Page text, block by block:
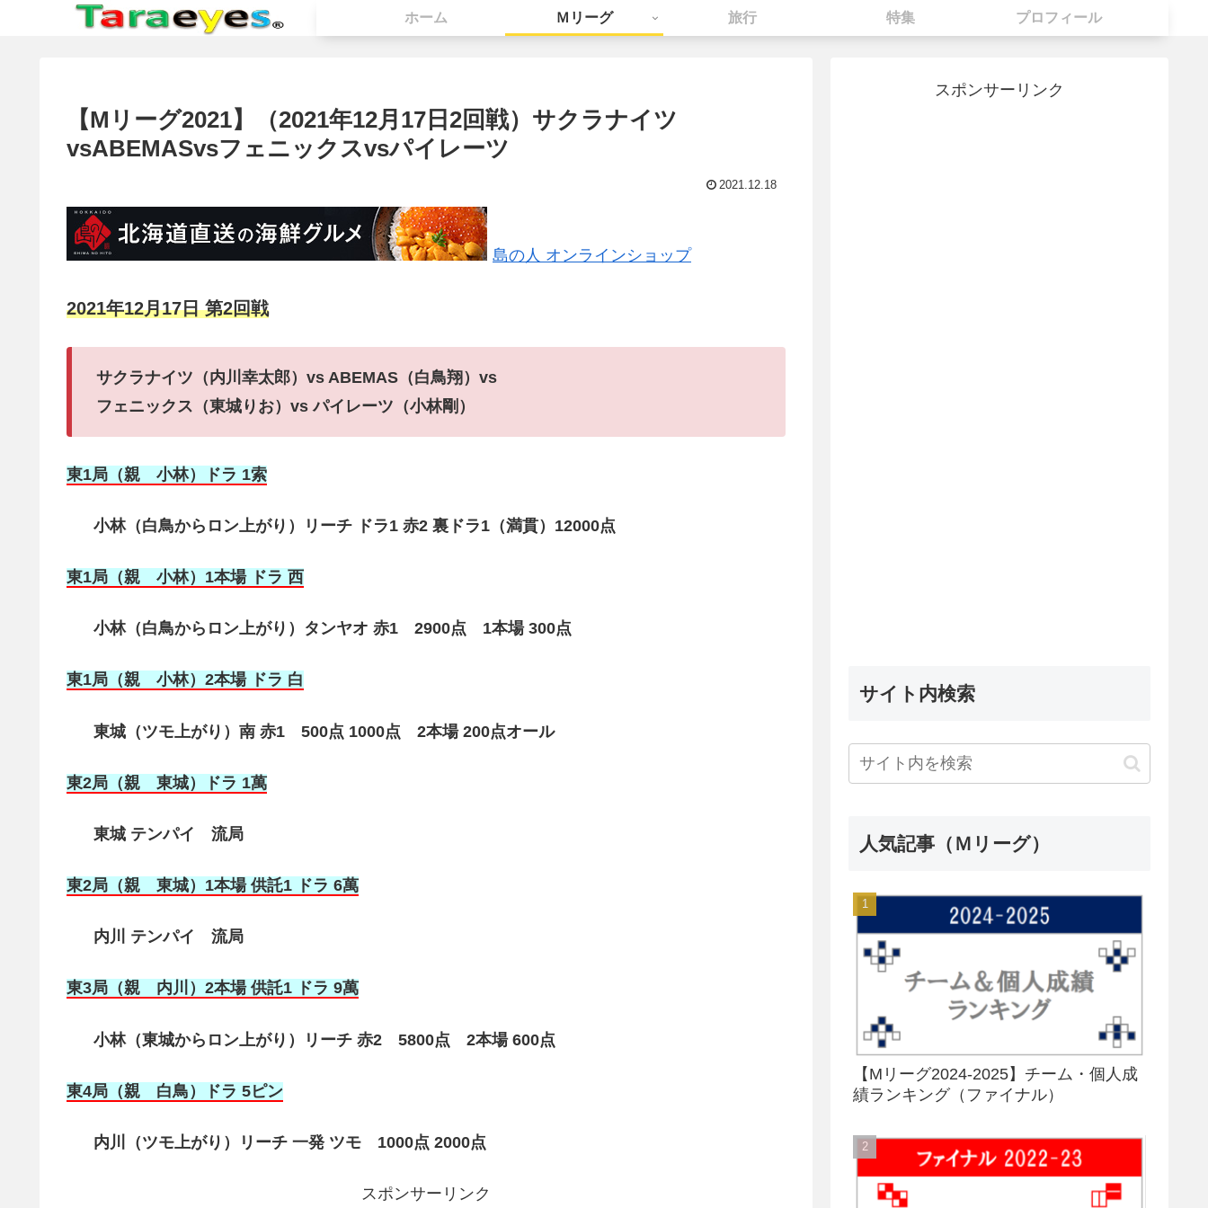
ホーム Ｍリーグ 旅行 特集 プロフィール
【Mリーグ2021】（2021年12月17日2回戦）サクラナイツ
vsABEMASvsフェニックスvsパイレーツ
2021.12.18
島の人 オンラインショップ
2021年12月17日 第2回戦
サクラナイツ（内川幸太郎）vs ABEMAS（白鳥翔）vs
フェニックス（東城りお）vs パイレーツ（小林剛）
東1局（親 小林）ドラ 1索
小林（白鳥からロン上がり）リーチ ドラ1 赤2 裏ドラ1（満貫）12000点
東1局（親 小林）1本場 ドラ 西
小林（白鳥からロン上がり）タンヤオ 赤1 2900点 1本場 300点
東1局（親 小林）2本場 ドラ 白
東城（ツモ上がり）南 赤1 500点 1000点 2本場 200点オール
東2局（親 東城）ドラ 1萬
東城 テンパイ 流局
東2局（親 東城）1本場 供託1 ドラ 6萬
内川 テンパイ 流局
東3局（親 内川）2本場 供託1 ドラ 9萬
小林（東城からロン上がり）リーチ 赤2 5800点 2本場 600点
東4局（親 白鳥）ドラ 5ピン
内川（ツモ上がり）リーチ 一発 ツモ 1000点 2000点
スポンサーリンク
スポンサーリンク
サイト内検索
人気記事（Ｍリーグ）
【Mリーグ2024-2025】チーム・個人成
績ランキング（ファイナル）